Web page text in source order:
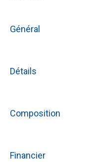
Général
Détails
Composition
Financier